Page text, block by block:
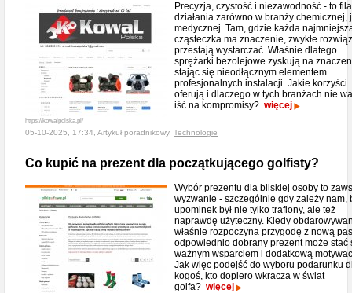
https://kowalpolska.pl/
Precyzja, czystość i niezawodność - to
działania zarówno w branży chemicznej,
medycznej. Tam, gdzie każda
cząsteczka ma znaczenie, zwykłe
przestają wystarczać. Właśnie dlatego
sprężarki bezolejowe zyskują na
stając się nieodłącznym elementem
profesjonalnych instalacji. Jakie korzyści
oferują i dlaczego w tych branżach nie
iść na kompromisy? więcej
05-10-2025, 17:34, Artykuł poradnikowy, Technologie
Co kupić na prezent dla początkującego golfisty?
Wybór prezentu dla bliskiej osoby to
wyzwanie - szczególnie gdy zależy nam,
upominek był nie tylko trafiony, ale też
naprawdę użyteczny. Kiedy
właśnie rozpoczyna przygodę z nową
odpowiednio dobrany prezent może stać
ważnym wsparciem i dodatkową
Jak więc podejść do wyboru podarunku
kogoś, kto dopiero wkracza w świat
golfa? więcej